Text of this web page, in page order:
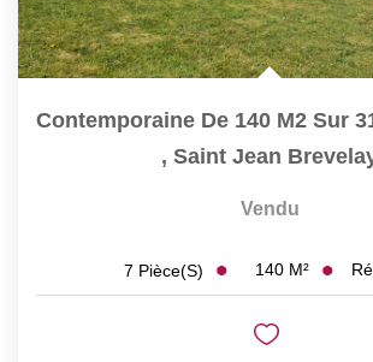
, Saint Jean
Vendu
7 Pièce(s) 140 M²